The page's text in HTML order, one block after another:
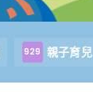
929 親子育兒